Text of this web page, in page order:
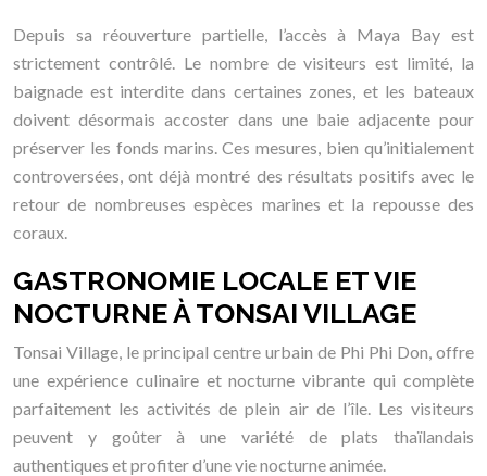
Depuis sa réouverture partielle, l’accès à Maya Bay est
strictement contrôlé. Le nombre de visiteurs est limité, la
baignade est interdite dans certaines zones, et les bateaux
doivent désormais accoster dans une baie adjacente pour
préserver les fonds marins. Ces mesures, bien qu’initialement
controversées, ont déjà montré des résultats positifs avec le
retour de nombreuses espèces marines et la repousse des
coraux.
GASTRONOMIE LOCALE ET VIE
NOCTURNE À TONSAI VILLAGE
Tonsai Village, le principal centre urbain de Phi Phi Don, offre
une expérience culinaire et nocturne vibrante qui complète
parfaitement les activités de plein air de l’île. Les visiteurs
peuvent y goûter à une variété de plats thaïlandais
authentiques et profiter d’une vie nocturne animée.